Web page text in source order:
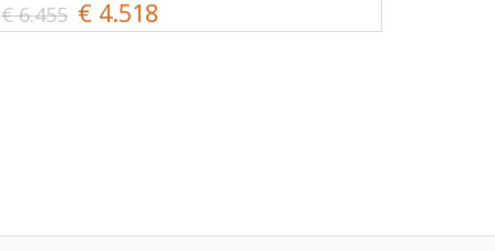
€ 6.455 € 4.518